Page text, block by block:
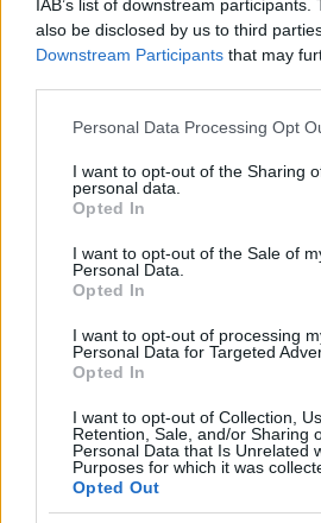
IAB’s list of downstream
also be disclosed by us to third
Downstream Participants that may
Please note that this website/app
not limited to your visit or usage
grant or deny consent to Google and
use your data for below specified
consent section.
Personal Data Processing Opt
I want to opt-out of the Sharing
personal data.
Opted In
I want to opt-out of the Sale of
Personal Data.
Opted In
I want to opt-out of processing
Personal Data for Targeted
Opted In
I want to opt-out of Collection,
Retention, Sale, and/or Sharing
Personal Data that Is Unrelated
Purposes for which it was
Opted Out
ανέφερε.